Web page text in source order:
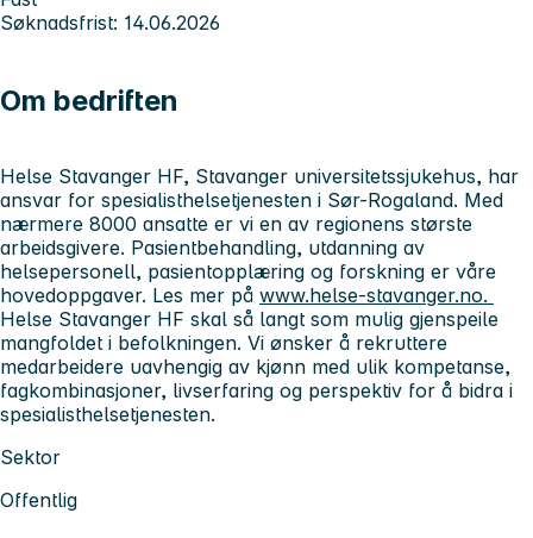
Søknadsfrist: 14.06.2026
Om bedriften
Helse Stavanger HF, Stavanger universitetssjukehus, har
ansvar for spesialisthelsetjenesten i Sør-Rogaland. Med
nærmere 8000 ansatte er vi en av regionens største
arbeidsgivere. Pasientbehandling, utdanning av
helsepersonell, pasientopplæring og forskning er våre
hovedoppgaver. Les mer på www.helse-stavanger.no.
Helse Stavanger HF skal så langt som mulig gjenspeile
mangfoldet i befolkningen. Vi ønsker å rekruttere
medarbeidere uavhengig av kjønn med ulik kompetanse,
fagkombinasjoner, livserfaring og perspektiv for å bidra i
spesialisthelsetjenesten.
Sektor
Offentlig